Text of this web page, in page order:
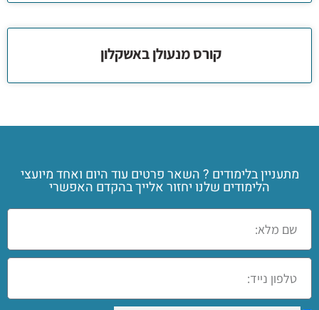
קורס מנעולן באשקלון
מתעניין בלימודים ? השאר פרטים עוד היום ואחד מיועצי
הלימודים שלנו יחזור אלייך בהקדם האפשרי